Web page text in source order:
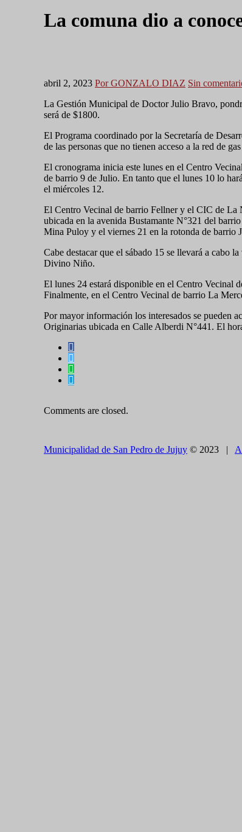
La comuna dio a
abril 2, 2023 Por GONZALO DIAZ Sin
La Gestión Municipal de Doctor Julio Bravo,
será de $1800.
El Programa coordinado por la Secretaría de
de las personas que no tienen acceso a la red de
El cronograma inicia este lunes en el Centro
de barrio 9 de Julio. En tanto que el lunes 10 lo
el miércoles 12.
El Centro Vecinal de barrio Fellner y el CIC de La
ubicada en la avenida Bustamante N°321 del
Mina Puloy y el viernes 21 en la rotonda de barrio
Cabe destacar que el sábado 15 se llevará a cabo
Divino Niño.
El lunes 24 estará disponible en el Centro Vecinal
Finalmente, en el Centro Vecinal de barrio La
Por mayor información los interesados se pueden
Originarias ubicada en Calle Alberdi N°441. El
Comments are closed.
Municipalidad de San Pedro de Jujuy © 2023 |